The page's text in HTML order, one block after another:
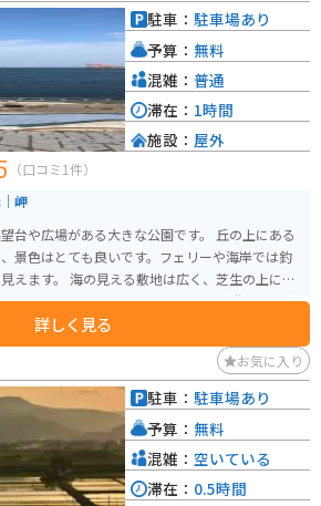
地域住民や関係者による保護活動が続けられて
系を守るための努力が行われています。サーフ
車場はそこそこ混んでいます。
（口コミ1件）
岬
台や広場がある大きな公園です。 丘の上にある
景色はとても良いです。フェリーや海岸では釣
えます。 海の見える敷地は広く、芝生の上にシ
たちも多く、 子供たちが走り回って遊んだり親
出来るので家族連れも多いです。 海からの風が
ても気持ち良い公園です。 駐車場にはトイレや
ビニもあるので便利です。
詳しく見る
駐車： 駐車場あり
予算： 無料
混雑： 普通
滞在： 1時間
施設： 屋外
お気に入り
駐車： 駐車場あり
予算： 無料
混雑： 空いている
滞在： 0.5時間